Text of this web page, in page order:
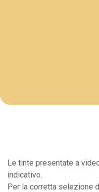
Le tinte presentate a
indicativo.
Per la corretta selezione